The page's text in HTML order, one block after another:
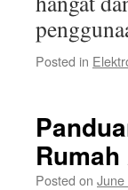
Posted in
Posted on